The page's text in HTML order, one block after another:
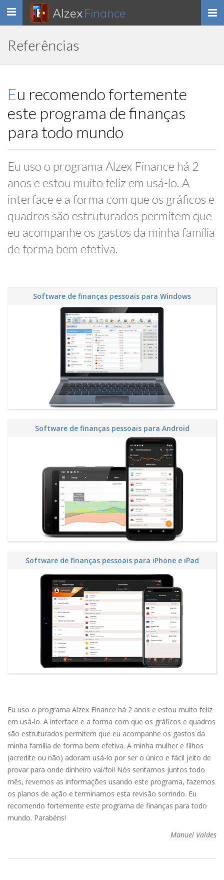
Toggle
navigation
AlzexFinance
Referências
Eu recomendo fortemente
este programa de finanças
para todo mundo
Eu uso o programa Alzex Finance há 2
anos e estou muito feliz em usá-lo. A
interface e a forma com que os gráficos e
quadros são estruturados permitem que
eu acompanhe os gastos da minha família
de forma bem efetiva.
Software de finanças pessoais para Windows
Software de finanças pessoais para Android
Software de finanças pessoais para iPhone e iPad
Eu uso o programa Alzex Finance há 2 anos e estou muito feliz
em usá-lo. A interface e a forma com que os gráficos e quadros
são estruturados permitem que eu acompanhe os gastos da
minha família de forma bem efetiva. A minha mulher e filhos
(acredite ou não) adoram usá-lo por ser o único e fácil jeito de
provar para onde dinheiro vai/foi! Nós sentamos juntos todo
mês, revemos as informações usando este programa, fazemos
os planos de ação e terminamos esta revisão sorrindo. Eu
recomendo fortemente este programa de finanças para todo
mundo. Parabéns!
Manuel Valdes